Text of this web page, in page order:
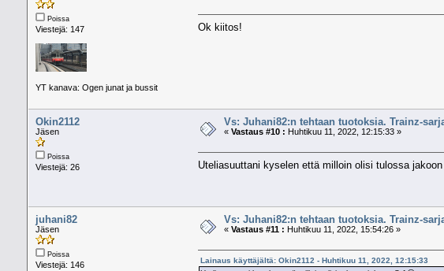
Poissa
Viestejä: 147
YT kanava: Ogen junat ja bussit
Ok kiitos!
Okin2112
Jäsen
Poissa
Viestejä: 26
Vs: Juhani82:n tehtaan tuotoksia. Trainz-
« Vastaus #10 : Huhtikuu 11, 2022, 12:15:33 »
Uteliasuuttani kyselen että milloin olisi tulossa
juhani82
Jäsen
Poissa
Viestejä: 146
Vs: Juhani82:n tehtaan tuotoksia. Trainz-
« Vastaus #11 : Huhtikuu 11, 2022, 15:54:26 »
Lainaus käyttäjältä: Okin2112 - Huhtikuu 11, 2022, 12:15:33